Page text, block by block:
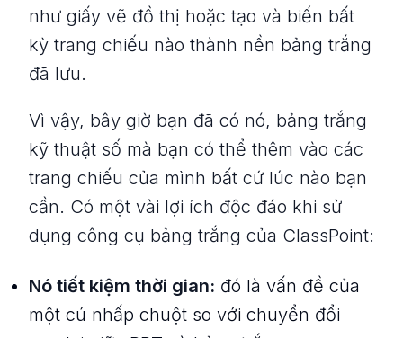
như giấy vẽ đồ thị hoặc tạo và biến bất
kỳ trang chiếu nào thành nền bảng trắng
đã lưu.
Vì vậy, bây giờ bạn đã có nó, bảng trắng
kỹ thuật số mà bạn có thể thêm vào các
trang chiếu của mình bất cứ lúc nào bạn
cần. Có một vài lợi ích độc đáo khi sử
dụng công cụ bảng trắng của ClassPoint:
Nó tiết kiệm thời gian: đó là vấn đề của
một cú nhấp chuột so với chuyển đổi